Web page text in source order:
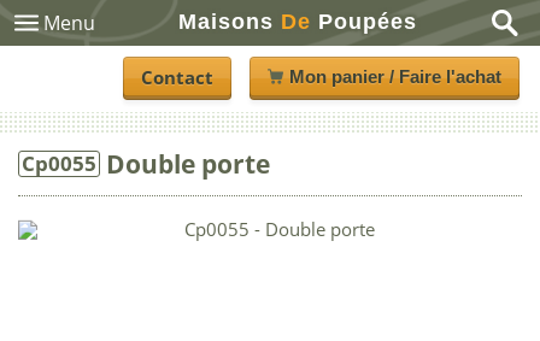
Menu Maisons De Poupées
Contact Mon panier / Faire l'achat
Cp0055 Double porte